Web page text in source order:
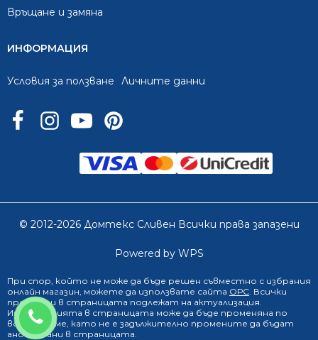
0888 249 719
Връщане и замяна
ИНФОРМАЦИЯ
Условия за ползване Личните данни
© 2012-2026 Домтекс Сливен Всички права запазени
Powered by WPS
При спор, който не може да бъде решен съвместно с избрания
онлайн магазин, можете да използвате сайта ОРС. Всички
продукти в страницата подлежат на актуализация.
Информацията в страницата може да бъде променяна по
всяко време, като не е задължително промените да бъдат
анонсирани в страницата.